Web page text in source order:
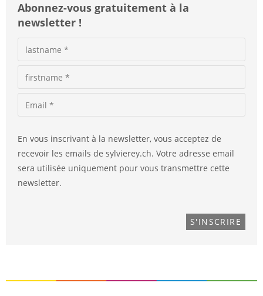
Abonnez-vous gratuitement à la
newsletter !
En vous inscrivant à la newsletter, vous acceptez de
recevoir les emails de sylvierey.ch. Votre adresse email
sera utilisée uniquement pour vous transmettre cette
newsletter.